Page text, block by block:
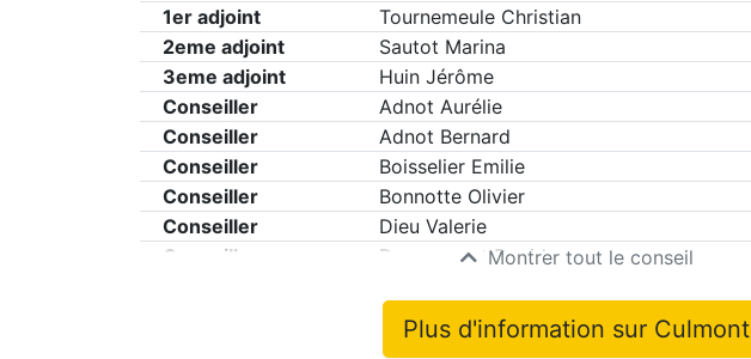
1er adjoint
Tournemeule Christian
2eme adjoint
Sautot Marina
3eme adjoint
Huin Jérôme
Conseiller
Adnot Aurélie
Conseiller
Adnot Bernard
Conseiller
Boisselier Emilie
Conseiller
Bonnotte Olivier
Conseiller
Dieu Valerie
Conseiller
Dugourgeot DavidMontrer tout le conseil
Plus d'information sur Culmont